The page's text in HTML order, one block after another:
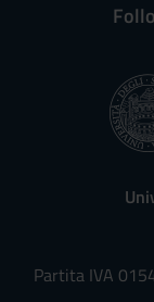
Partita IVA